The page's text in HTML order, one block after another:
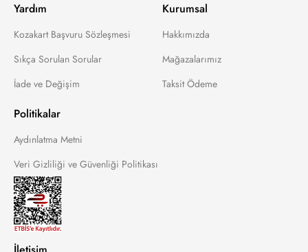
Yardım
Kozakart Başvuru Sözleşmesi
Sıkça Sorulan Sorular
İade ve Değişim
Kurumsal
Hakkımızda
Mağazalarımız
Taksit Ödeme
Politikalar
Aydınlatma Metni
Veri Gizliliği ve Güvenliği Politikası